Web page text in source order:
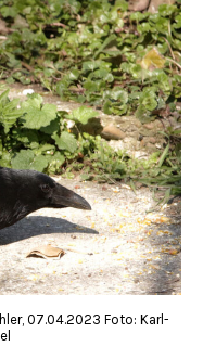
07.04.2023 Foto: Karl-